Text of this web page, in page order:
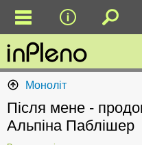
Моноліт
Після мене -
Альпіна Паблішер